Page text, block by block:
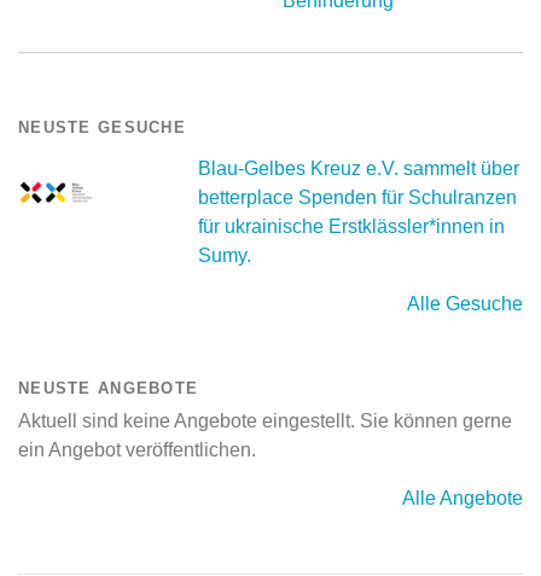
NEUSTE GESUCHE
Blau-Gelbes Kreuz e.V. sammelt über
betterplace Spenden für Schulranzen
für ukrainische Erstklässler*innen in
Sumy.
Alle Gesuche
NEUSTE ANGEBOTE
Aktuell sind keine Angebote eingestellt. Sie können gerne
ein Angebot veröffentlichen.
Alle Angebote